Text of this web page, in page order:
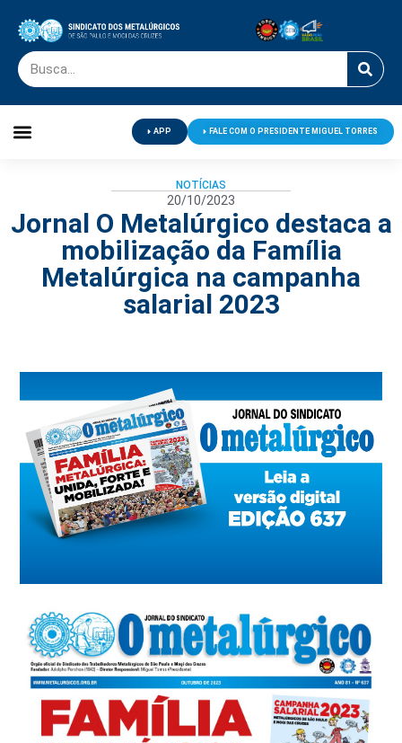
APP FALE COM O PRESIDENTE MIGUEL TORRES
NOTÍCIAS
20/10/2023
Jornal O Metalúrgico destaca a
mobilização da Família
Metalúrgica na campanha
salarial 2023